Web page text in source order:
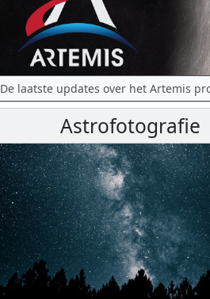
De laatste updates over het Artemis
Astrofotografie